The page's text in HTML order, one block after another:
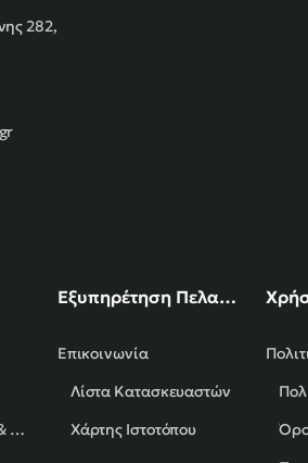
282,
Τρόποι Αποστολής & Πληρωμής
Εξυπηρέτηση Πελατών
Επικοινωνία
Λίστα Κατασκευαστών
Χάρτης Ιστοτόπου